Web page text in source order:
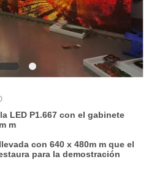
LED P1.667 con el gabinete
m
con 640 x 480m m que el
para la demostración